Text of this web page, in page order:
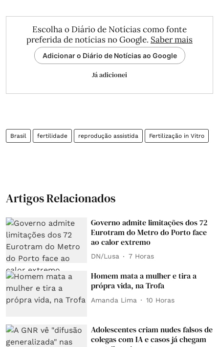
Escolha o Diário de Notícias como fonte
preferida de notícias no Google. Saber mais
Adicionar o Diário de Notícias ao Google
Já adicionei
Brasil fertilidade reprodução assistida Fertilização in Vitro
Artigos Relacionados
Governo admite limitações dos 72
Eurotram do Metro do Porto face
ao calor extremo
DN/Lusa 7 Horas
Homem mata a mulher e tira a
própra vida, na Trofa
Amanda Lima 10 Horas
Adolescentes criam nudes falsos de
colegas com IA e casos já chegam